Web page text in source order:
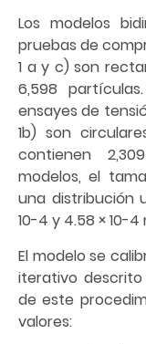
Los modelos
pruebas de
1 a y c) son
6,598
ensayes de
1b) son
contienen
modelos, el
una distribución
10-4 y 4.58 × 10-4
El modelo se
iterativo descrito
de este
valores: